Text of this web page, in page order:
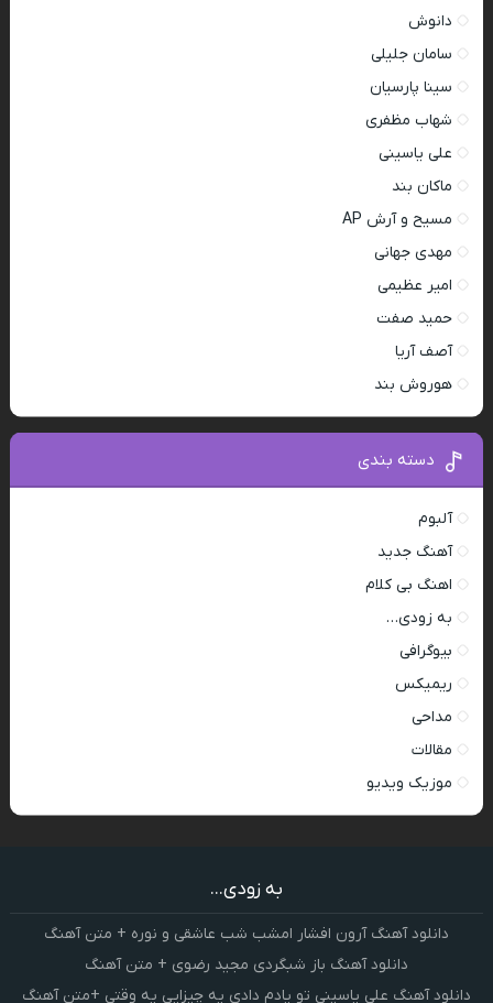
دانوش
سامان جلیلی
سینا پارسیان
شهاب مظفری
علی یاسینی
ماکان بند
مسیح و آرش AP
مهدی جهانی
امیر عظیمی
حمید صفت
آصف آریا
هوروش بند
دسته بندی
آلبوم
آهنگ جدید
اهنگ بی کلام
به زودی…
بیوگرافی
ریمیکس
مداحی
مقالات
موزیک ویدیو
به زودی...
دانلود آهنگ آرون افشار امشب شب عاشقی و نوره + متن آهنگ
دانلود آهنگ باز شبگردی مجید رضوی + متن آهنگ
دانلود آهنگ علی یاسینی تو یادم دادی یه چیزایی یه وقتی +متن آهنگ